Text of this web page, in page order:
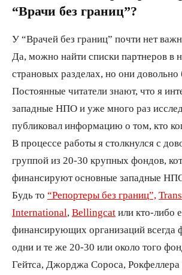
“Врачи без границ”?
У “Врачей без границ” почти нет
Да, можно найти списки партнеров в
страновых разделах, но они довольно
Постоянные читатели знают, что я
западные НПО и уже много раз
публиковал информацию о том, кто
В процессе работы я столкнулся с
группой из 20-30 крупных фондов,
финансируют основные западные
Будь то “Репортеры без границ”,
International Bellingcat или кто-либо
финансирующих организаций всегда
одни и те же 20-30 или около того
Гейтса, Джорджа Сороса, Рокфеллера